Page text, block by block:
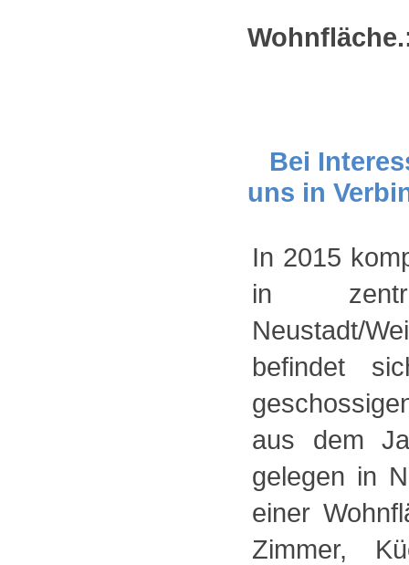
Bei
uns in
In 2015
in
Neustadt/
befindet
aus dem
gelegen in
einer
Zimmer,